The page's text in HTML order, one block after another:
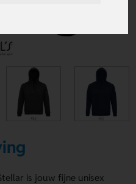
is jouw fijne unisex